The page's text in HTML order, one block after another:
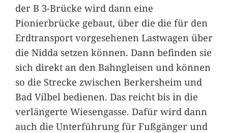
der B 3-Brücke wird dann eine
Pionierbrücke gebaut, über die die für den
Erdtransport vorgesehenen Lastwagen über
die Nidda setzen können. Dann befinden sie
sich direkt an den Bahngleisen und können
so die Strecke zwischen Berkersheim und
Bad Vilbel bedienen. Das reicht bis in die
verlängerte Wiesengasse. Dafür wird dann
auch die Unterführung für Fußgänger und